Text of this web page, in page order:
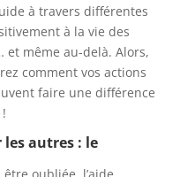
à travers différentes
à la vie des
et même au-delà. Alors,
comment vos actions
faire une différence
les autres : le